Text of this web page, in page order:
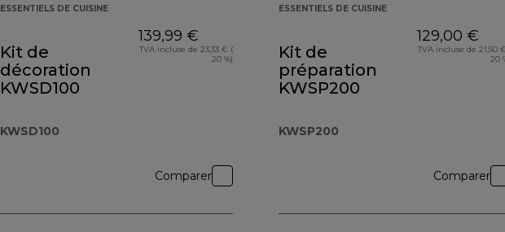
ESSENTIELS DE CUISINE
Kit de
décoration
KWSD100
KWSD100
139,99 €
TVA incluse de 23,33 € (
20 %)
Comparer
ESSENTIELS DE CUISINE
Kit de
préparation
KWSP200
KWSP200
129,00 €
TVA incluse de 21,50
20
Comparer